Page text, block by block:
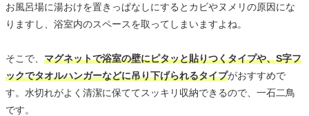
お風呂場に湯おけを置きっぱなしにするとカビやヌメリの原因にな
りますし、浴室内のスペースを取ってしまいますよね。
そこで、 マグネットで浴室の壁にピタッと貼りつくタイプや、S字フ
ックでタオルハンガーなどに吊り下げられるタイプがおすすめで
す。水切れがよく清潔に保ててスッキリ収納できるので、一石二鳥
です。